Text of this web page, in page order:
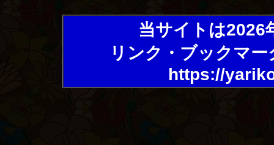
当サイトは2026
リンク・ブックマ
https://